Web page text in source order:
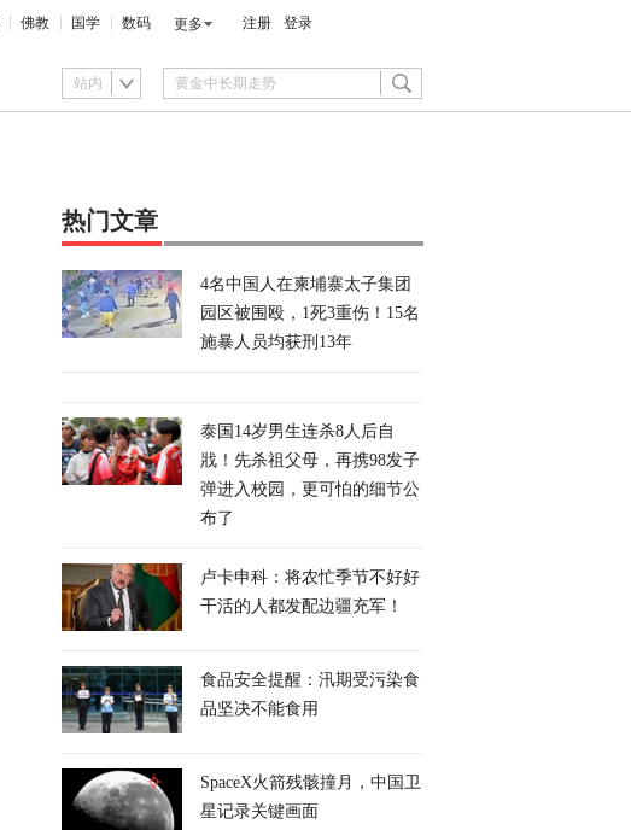
佛教 国学 数码 更多 注册 登录
站内
热门文章
4名中国人在柬埔寨太子集团
园区被围殴，1死3重伤！15名
施暴人员均获刑13年
泰国14岁男生连杀8人后自
戕！先杀祖父母，再携98发子
弹进入校园，更可怕的细节公
布了
卢卡申科：将农忙季节不好好
干活的人都发配边疆充军！
食品安全提醒：汛期受污染食
品坚决不能食用
SpaceX火箭残骸撞月，中国卫
星记录关键画面